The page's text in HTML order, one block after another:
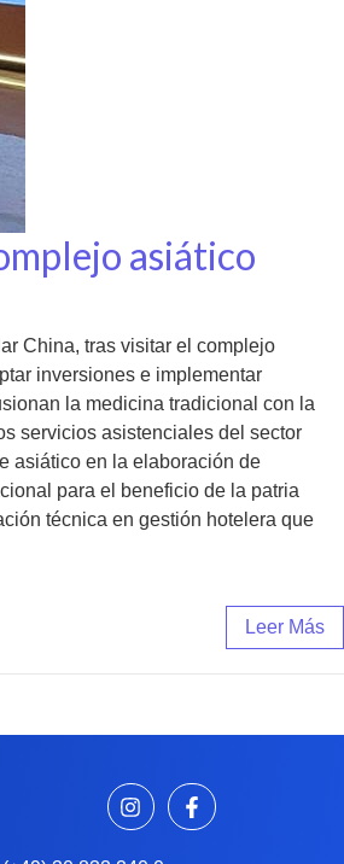
asiático
China, tras visitar el complejo
inversiones e implementar
la medicina tradicional con la
servicios asistenciales del sector
asiático en la elaboración de
para el beneficio de la patria
técnica en gestión hotelera que
Leer Más